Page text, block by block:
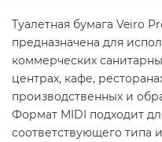
Туалетная бумага Veiro
предназначена для
коммерческих
центрах, кафе,
производственных и
Формат MIDI подходит
соответствующего типа